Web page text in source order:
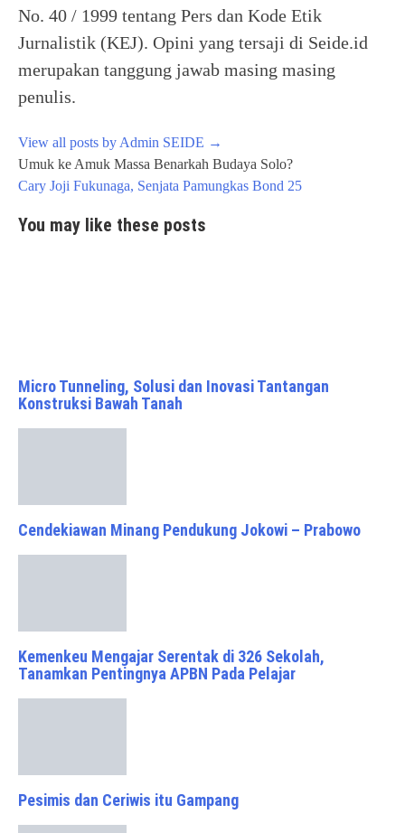
No. 40 / 1999 tentang Pers dan Kode Etik
Jurnalistik (KEJ). Opini yang tersaji di Seide.id
merupakan tanggung jawab masing masing
penulis.
View all posts by Admin SEIDE →
Post
navigation
Umuk ke Amuk Massa Benarkah Budaya Solo?
Cary Joji Fukunaga, Senjata Pamungkas Bond 25
You may like these posts
Micro Tunneling, Solusi dan Inovasi Tantangan
Konstruksi Bawah Tanah
Cendekiawan Minang Pendukung Jokowi – Prabowo
Kemenkeu Mengajar Serentak di 326 Sekolah,
Tanamkan Pentingnya APBN Pada Pelajar
Pesimis dan Ceriwis itu Gampang